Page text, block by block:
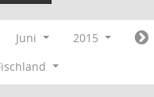
Juni 2015